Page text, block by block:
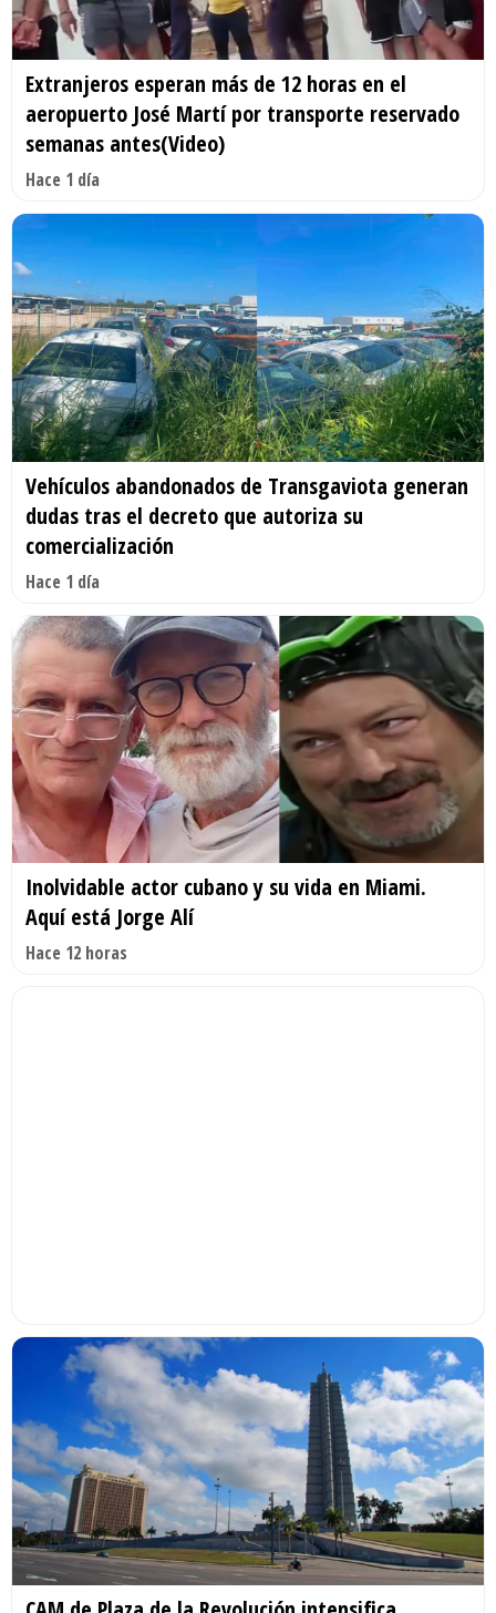
Extranjeros esperan más de 12 horas en el
aeropuerto José Martí por transporte reservado
semanas antes(Video)
Hace 1 día
Vehículos abandonados de Transgaviota generan
dudas tras el decreto que autoriza su
comercialización
Hace 1 día
Inolvidable actor cubano y su vida en Miami.
Aquí está Jorge Alí
Hace 12 horas